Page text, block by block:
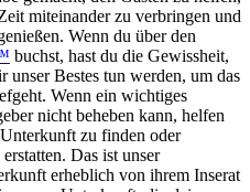
miteinander zu verbringen und
Wenn du über den
buchst, hast du die Gewissheit,
unser Bestes tun werden, um das
Wenn ein wichtiges
nicht beheben kann, helfen
zu finden oder
Das ist unser
erheblich von ihrem Inserat